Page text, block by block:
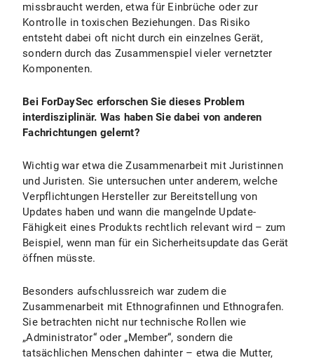
missbraucht werden, etwa für Einbrüche oder zur
Kontrolle in toxischen Beziehungen. Das Risiko
entsteht dabei oft nicht durch ein einzelnes Gerät,
sondern durch das Zusammenspiel vieler vernetzter
Komponenten.
Bei ForDaySec erforschen Sie dieses Problem
interdisziplinär. Was haben Sie dabei von anderen
Fachrichtungen gelernt?
Wichtig war etwa die Zusammenarbeit mit Juristinnen
und Juristen. Sie untersuchen unter anderem, welche
Verpflichtungen Hersteller zur Bereitstellung von
Updates haben und wann die mangelnde Update-
Fähigkeit eines Produkts rechtlich relevant wird – zum
Beispiel, wenn man für ein Sicherheitsupdate das Gerät
öffnen müsste.
Besonders aufschlussreich war zudem die
Zusammenarbeit mit Ethnografinnen und Ethnografen.
Sie betrachten nicht nur technische Rollen wie
„Administrator“ oder „Member“, sondern die
tatsächlichen Menschen dahinter – etwa die Mutter,